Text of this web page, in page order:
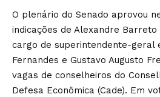
O plenário do Senado aprovou
indicações de Alexandre Barreto
cargo de superintendente-geral
Fernandes e Gustavo Augusto
vagas de conselheiros do
Defesa Econômica (Cade). Em